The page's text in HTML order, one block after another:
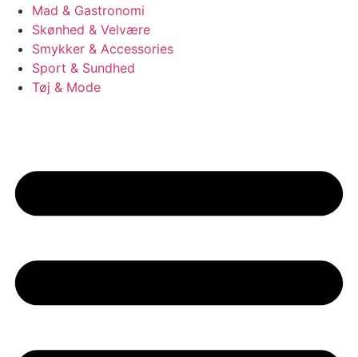
Mad & Gastronomi
Skønhed & Velvære
Smykker & Accessories
Sport & Sundhed
Tøj & Mode